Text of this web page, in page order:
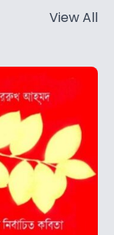
View All